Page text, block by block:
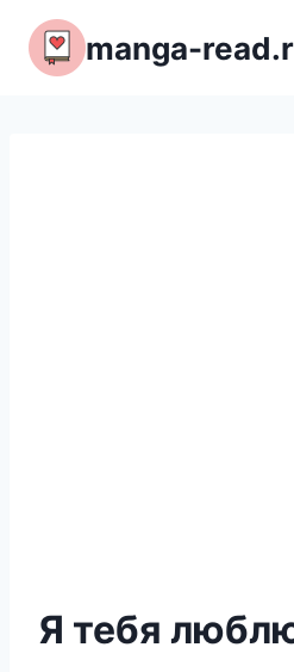
Перейти
содержимому
manga-
Я тебя